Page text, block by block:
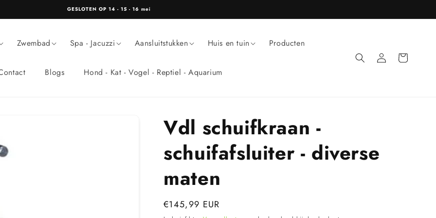
GESLOTEN OP 14 - 15 - 16 mei
Zwembad Spa - Jacuzzi Aansluitstukken Huis en tuin Producten
Blogs Hond - Kat - Vogel - Reptiel - Aquarium
InloggenWinkelwagen
Vdl schuifkraan -
schuifafsluiter - diverse
maten
Normale
€145,99 EUR